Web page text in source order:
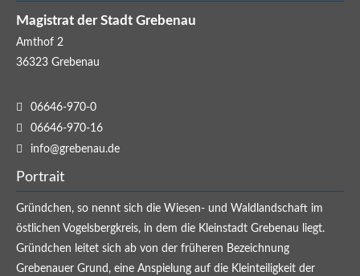
Magistrat der Stadt Grebenau
Amthof 2
36323 Grebenau
06646-970-0
06646-970-16
info@grebenau.de
Portrait
Gründchen, so nennt sich die Wiesen- und Waldlandschaft im
östlichen Vogelsbergkreis, in dem die Kleinstadt Grebenau liegt.
Gründchen leitet sich ab von der früheren Bezeichnung
Grebenauer Grund, eine Anspielung auf die Kleinteiligkeit der